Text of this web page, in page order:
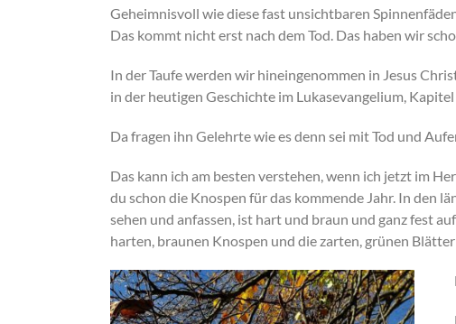
Geheimnisvoll wie diese fast unsichtbaren
Das kommt nicht erst nach dem Tod. Das haben wir
In der Taufe werden wir hineingenommen in Jesus
in der heutigen Geschichte im Lukasevangelium,
Da fragen ihn Gelehrte wie es denn sei mit Tod und
Das kann ich am besten verstehen, wenn ich jetzt im
du schon die Knospen für das kommende Jahr. In den
sehen und anfassen, ist hart und braun und ganz fest
harten, braunen Knospen und die zarten, grünen